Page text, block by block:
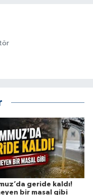
geride kaldı!
bir masal gibi